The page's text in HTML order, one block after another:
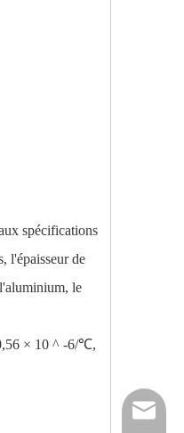
spécifications
l'épaisseur de
le
0,56 × 10 ^ -6/℃,